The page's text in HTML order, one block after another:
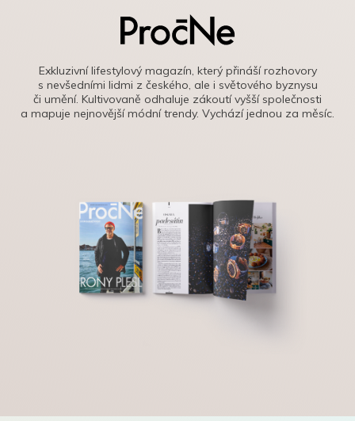
Exkluzivní lifestylový magazín, který přináší rozhovory
s nevšedními lidmi z českého, ale i světového byznysu
či umění. Kultivovaně odhaluje zákoutí vyšší společnosti
a mapuje nejnovější módní trendy. Vychází jednou za měsíc.